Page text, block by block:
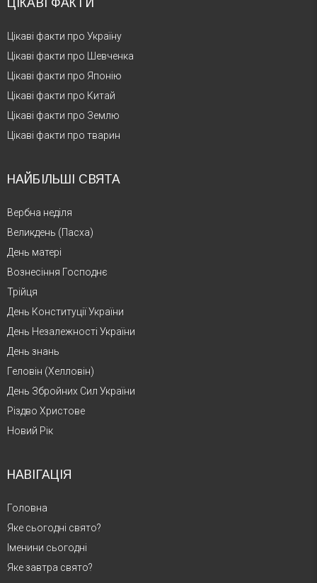
ЦІКАВІ ФАКТИ
Цікаві факти про Україну
Цікаві факти про Шевченка
Цікаві факти про Японію
Цікаві факти про Китай
Цікаві факти про Землю
Цікаві факти про тварин
НАЙБІЛЬШІ СВЯТА
Вербна неділя
Великдень (Пасха)
День матері
Вознесіння Господнє
Трійця
День Конституції України
День Незалежності України
День знань
Геловін (Хелловін)
День Збройних Сил України
Різдво Христове
Новий Рік
НАВІГАЦІЯ
Головна
Яке сьогодні свято?
Іменини сьогодні
Яке завтра свято?